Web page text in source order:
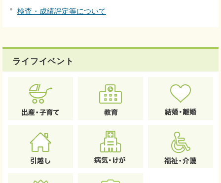
検査・成績評定等について
ライフイベント